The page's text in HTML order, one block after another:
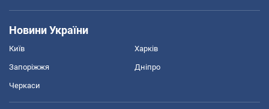
Новини України
Київ Харків
Запоріжжя Дніпро
Черкаси